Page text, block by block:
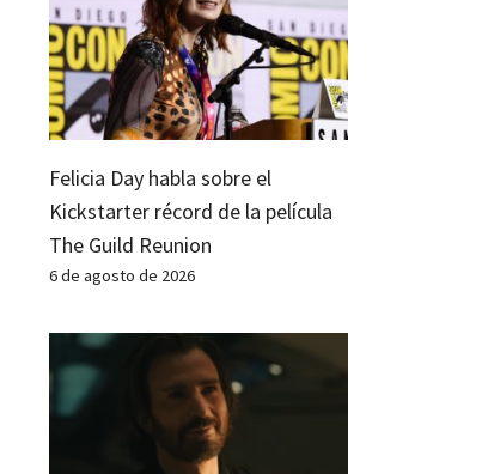
Felicia Day habla sobre el
Kickstarter récord de la película
The Guild Reunion
6 de agosto de 2026